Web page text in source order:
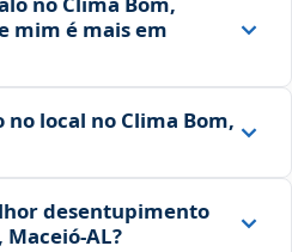
mim é mais em
local no Clima Bom,
desentupimento